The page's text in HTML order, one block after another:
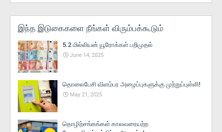
இந்த இடுகைகளை நீங்கள் விரும்பக்கூடும்
5.2 மில்லியன் யூரோக்கள் பறிமுதல்
June 14, 2025
தொலைபேசி விளம்பர அழைப்புகளுக்கு முற்றுப்புள்ளி!
May 21, 2025
தொழிற்சங்கங்கள் காலவரையற்ற